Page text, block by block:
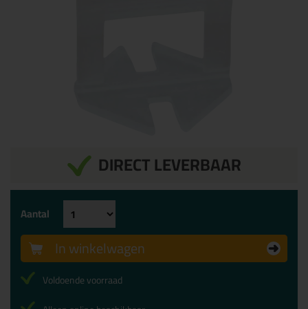
DIRECT LEVERBAAR
Aantal
In winkelwagen
Voldoende voorraad